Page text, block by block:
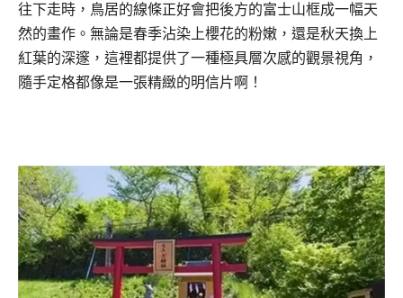
往下走時，鳥居的線條正好會把後方的富士山框成一幅天
然的畫作。無論是春季沾染上櫻花的粉嫩，還是秋天換上
紅葉的深邃，這裡都提供了一種極具層次感的觀景視角，
隨手定格都像是一張精緻的明信片啊！